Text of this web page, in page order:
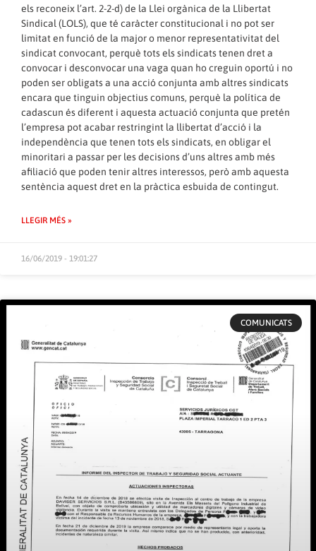
els reconeix l’art. 2-2-d) de la Llei orgànica de la Llibertat
Sindical (LOLS), que té caràcter constitucional i no pot ser
limitat en funció de la major o menor representativitat del
sindicat convocant, perquè tots els sindicats tenen dret a
convocar i desconvocar una vaga quan ho creguin oportú i no
poden ser obligats a una acció conjunta amb altres sindicats
encara que tinguin objectius comuns, perquè la política de
cadascun és diferent i aquesta actuació conjunta que pretén
l’empresa pot acabar restringint la llibertat d’acció i la
independència que tenen tots els sindicats, en obligar el
minoritari a passar per les decisions d’uns altres amb més
afiliació que poden tenir altres interessos, però amb aquesta
sentència aquest dret en la pràctica esbuida de contingut.
LLEGIR MÉS »
16/06/2019 - 19:01:27
COMUNICATS